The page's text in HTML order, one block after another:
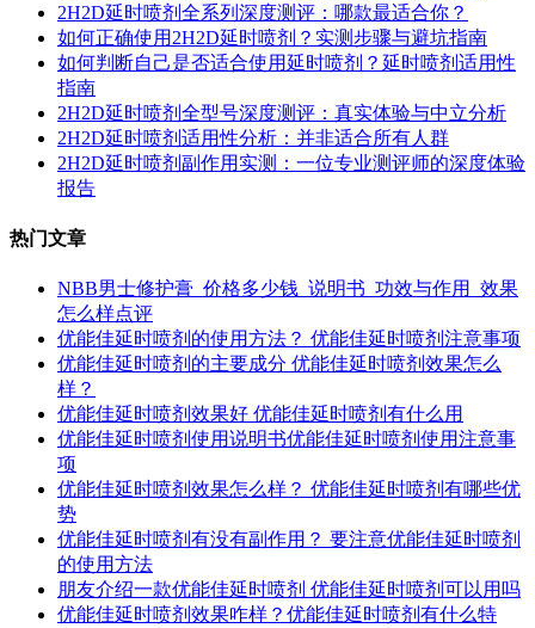
2H2D延时喷剂全系列深度测评：哪款最适合你？
如何正确使用2H2D延时喷剂？实测步骤与避坑指南
如何判断自己是否适合使用延时喷剂？延时喷剂适用性
指南
2H2D延时喷剂全型号深度测评：真实体验与中立分析
2H2D延时喷剂适用性分析：并非适合所有人群
2H2D延时喷剂副作用实测：一位专业测评师的深度体验
报告
热门文章
NBB男士修护膏_价格多少钱_说明书_功效与作用_效果
怎么样点评
优能佳延时喷剂的使用方法？ 优能佳延时喷剂注意事项
优能佳延时喷剂的主要成分 优能佳延时喷剂效果怎么
样？
优能佳延时喷剂效果好 优能佳延时喷剂有什么用
优能佳延时喷剂使用说明书优能佳延时喷剂使用注意事
项
优能佳延时喷剂效果怎么样？ 优能佳延时喷剂有哪些优
势
优能佳延时喷剂有没有副作用？ 要注意优能佳延时喷剂
的使用方法
朋友介绍一款优能佳延时喷剂 优能佳延时喷剂可以用吗
优能佳延时喷剂效果咋样？优能佳延时喷剂有什么特